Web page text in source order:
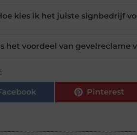
kies ik het juiste signbedrijf
het voordeel van gevelreclame
Pinterest